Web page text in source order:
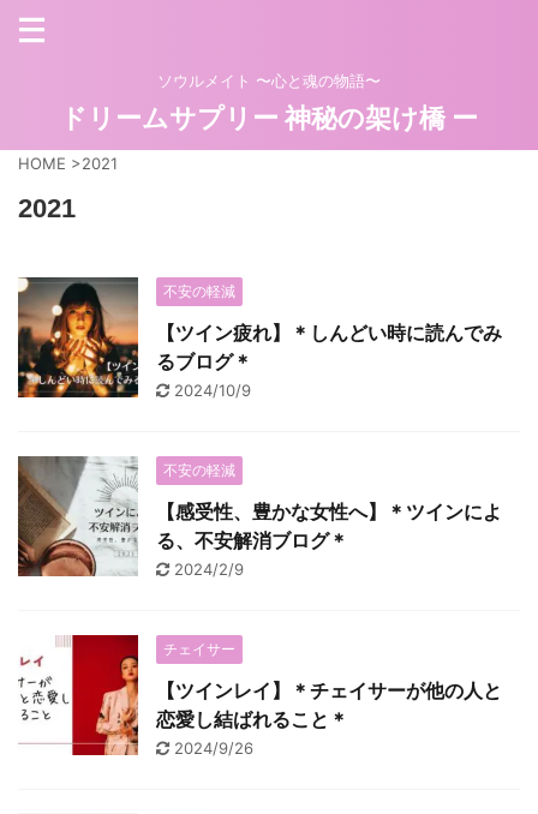
ソウルメイト 〜心と魂の物語〜
ドリームサプリー 神秘の架け橋 ー
HOME >2021
2021
不安の軽減
【ツイン疲れ】＊しんどい時に読んでみ
るブログ＊
2024/10/9
不安の軽減
【感受性、豊かな女性へ】＊ツインによ
る、不安解消ブログ＊
2024/2/9
チェイサー
【ツインレイ】＊チェイサーが他の人と
恋愛し結ばれること＊
2024/9/26